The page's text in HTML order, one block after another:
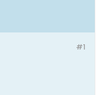
#1